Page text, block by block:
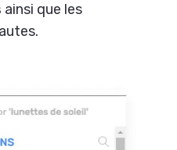
ainsi que les